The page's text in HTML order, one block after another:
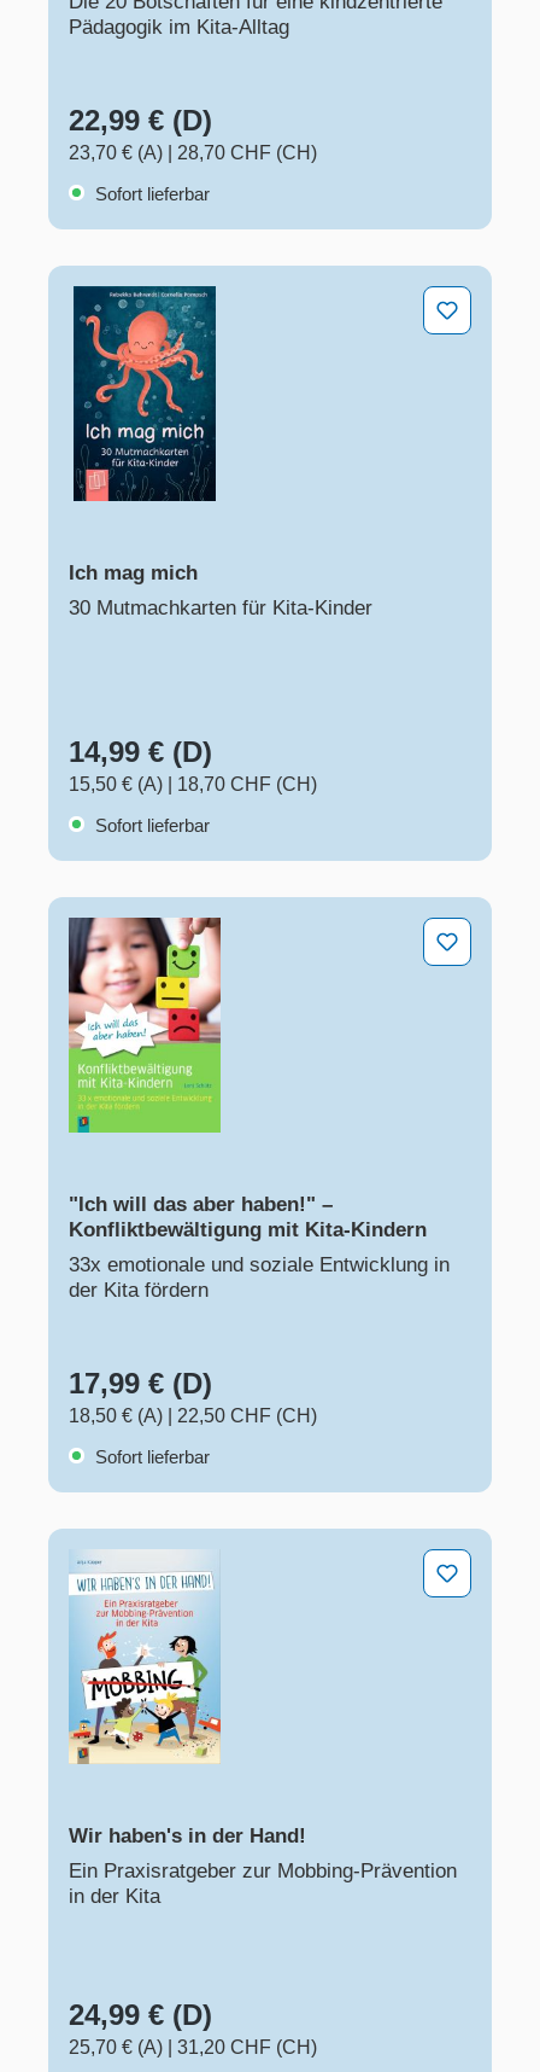
Pädagogik im Kita-Alltag
22,99 € (D)
23,70 € (A)
28,70 CHF (CH)
Sofort lieferbar
Ich mag mich
Ich mag mich
30 Mutmachkarten für Kita-Kinder
14,99 € (D)
15,50 € (A)
18,70 CHF (CH)
Sofort lieferbar
"Ich will das aber haben!" – Konfliktbewältigung mit
"Ich will das aber haben!" –
Konfliktbewältigung mit Kita-Kindern
33x emotionale und soziale Entwicklung in
der Kita fördern
17,99 € (D)
18,50 € (A)
22,50 CHF (CH)
Sofort lieferbar
Wir haben's in der Hand!
Wir haben's in der Hand!
Ein Praxisratgeber zur Mobbing-Prävention
in der Kita
24,99 € (D)
25,70 € (A)
31,20 CHF (CH)